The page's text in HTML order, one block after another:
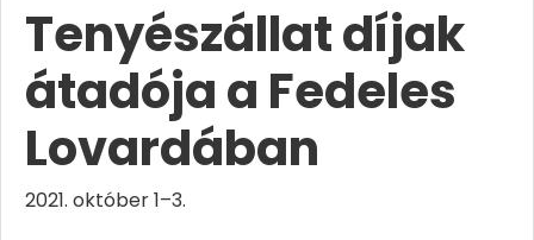
Tenyészállat díjak
átadója a Fedeles
Lovardában
2021. október 1–3.